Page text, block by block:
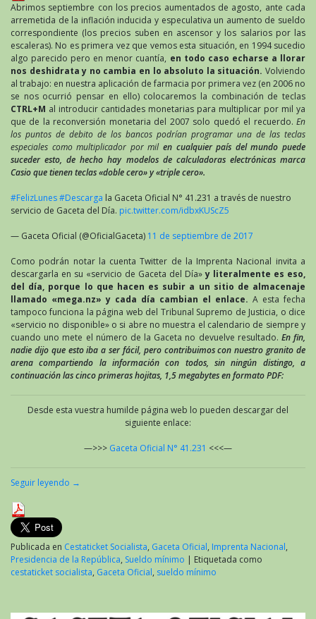
Abrimos septiembre con los precios aumentados de agosto, ante cada
arremetida de la inflación inducida y especulativa un aumento de sueldo
correspondiente (los precios suben en ascensor y los salarios por las
escaleras). No es primera vez que vemos esta situación, en 1994 sucedio
algo parecido pero en menor cuantía, en todo caso echarse a llorar
nos deshidrata y no cambia en lo absoluto la situación. Volviendo
al trabajo: en nuestra aplicación de farmacia por primera vez (en 2006 no
se nos ocurrió pensar en ello) colocaremos la combinación de teclas
CTRL+M al introducir cantidades monetarias para multiplicar por mil ya
que de la reconversión monetaria del 2007 solo quedó el recuerdo. En
los puntos de debito de los bancos podrían programar una de las teclas
especiales como multiplicador por mil en cualquier país del mundo puede
suceder esto, de hecho hay modelos de calculadoras electrónicas marca
Casio que tienen teclas «doble cero» y «triple cero».
#FelizLunes#Descarga la Gaceta Oficial N° 41.231 a través de nuestro
servicio de Gaceta del Día. pic.twitter.com/idbxKUScZ5
— Gaceta Oficial (@OficialGaceta) 11 de septiembre de 2017
Como podrán notar la cuenta Twitter de la Imprenta Nacional invita a
descargarla en su «servicio de Gaceta del Día»y literalmente es eso,
del día, porque lo que hacen es subir a un sitio de almacenaje
llamado «mega.nz» y cada día cambian el enlace. A esta fecha
tampoco funciona la página web del Tribunal Supremo de Justicia, o dice
«servicio no disponible» o si abre no muestra el calendario de siempre y
cuando uno mete el número de la Gaceta no devuelve resultado. En fin,
nadie dijo que esto iba a ser fácil, pero contribuimos con nuestro granito de
arena compartiendo la información con todos, sin ningún distingo, a
continuación las cinco primeras hojitas, 1,5 megabytes en formato PDF:
Desde esta vuestra humilde página web lo pueden descargar del
siguiente enlace:
—>>> Gaceta Oficial N° 41.231 <<<—
Seguir leyendo →
Publicada en Cestaticket Socialista, Gaceta Oficial, Imprenta Nacional,
Presidencia de la República, Sueldo mínimo | Etiquetada como
cestaticket socialista, Gaceta Oficial, sueldo mínimo